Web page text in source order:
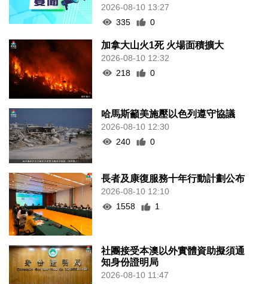
2026-08-10 13:27
335
0
加拿大山火1死 火場面積擴大
2026-08-10 12:32
218
0
哈馬斯籲美施壓以色列遵守協議
2026-08-10 12:30
240
0
長者及康復服務十年行動計劃公布
2026-08-10 12:10
1558
1
社團接受本澳以外實體資助擬須通
知身份證明局
2026-08-10 11:47